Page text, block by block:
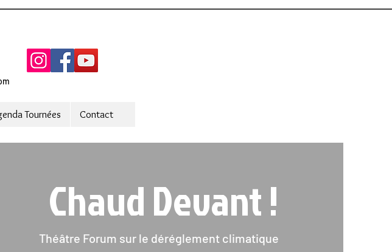
Tournées Contact
Chaud Devant !
Théâtre Forum sur le déréglement climatique